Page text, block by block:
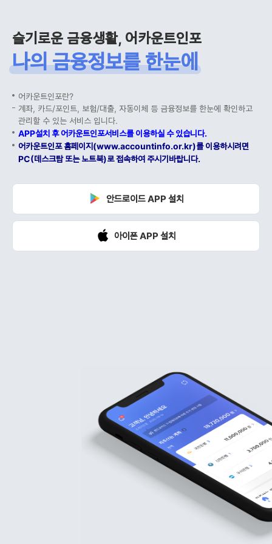
슬기로운 금융생활, 어카운트인포
나의 금융정보를 한눈에
어카운트인포란?
계좌, 카드/포인트, 보험/대출, 자동이체 등 금융정보를 한눈에 확인하고
관리할 수 있는 서비스 입니다.
APP설치 후 어카운트인포서비스를 이용하실 수 있습니다.
어카운트인포 홈페이지(www.accountinfo.or.kr)를 이용하시려면
PC(데스크탑 또는 노트북)로 접속하여 주시기바랍니다.
안드로이드 APP 설치
아이폰 APP 설치